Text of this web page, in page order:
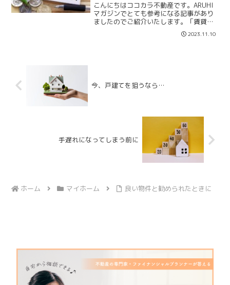
こんにちはココカラ不動産です。ARUHI
マガジンでとても参考になる記事があり
ましたのでご紹介いたします。「賃貸
派？持ち家派？ みんなの意識や住まい探
しの傾向を最新データでチェック」「持
2023.11.10
今、戸建てを狙うなら…
手遅れになってしまう前に
ホーム マイホーム 良い物件と勧められたときに